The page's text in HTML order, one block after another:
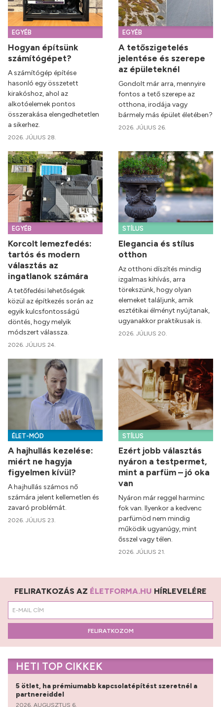
EGYÉB
Hogyan építsünk
számítógépet?
A számítógép építése
hasonló egy összetett
kirakóshoz, ahol az
alkotóelemek pontos
összerakása elengedhetetlen
a sikerhez.
2026. JÚLIUS 28.
EGYÉB
A tetőszigetelés
jelentése és szerepe
az épületeknél
Gondolt már arra, mennyire
fontos a tető szerepe az
otthona, irodája vagy
bármely más épület életében?
2026. JÚLIUS 26.
EGYÉB
Korcolt lemezfedés:
tartós és modern
választás az
ingatlanok számára
A tetőfedési lehetőségek
közül az építkezés során az
egyik kulcsfontosságú
döntés, hogy melyik
módszert válassza.
2026. JÚLIUS 24.
STÍLUS
Elegancia és stílus
otthon
Az otthoni díszítés mindig
izgalmas kihívás, arra
törekszünk, hogy olyan
elemeket találjunk, amik
esztétikai élményt nyújtanak,
ugyanakkor praktikusak is.
2026. JÚLIUS 20.
ÉLET-MÓD
A hajhullás kezelése:
miért ne hagyja
figyelmen kívül?
A hajhullás számos nő
számára jelent kellemetlen és
zavaró problémát.
2026. JÚLIUS 23.
STÍLUS
Ezért jobb választás
nyáron a testpermet,
mint a parfüm – jó oka
van
Nyáron már reggel harminc
fok van. Ilyenkor a kedvenc
parfümöd nem mindig
működik ugyanúgy, mint
ősszel vagy télen.
2026. JÚLIUS 21.
FELIRATKOZÁS AZ ÉLETFORMA.HU HÍRLEVELÉRE
FELIRATKOZOM
HETI TOP CIKKEK
5 ötlet, ha prémiumabb kapcsolatépítést szeretnél a
partnereiddel
2026. AUGUSZTUS 6.